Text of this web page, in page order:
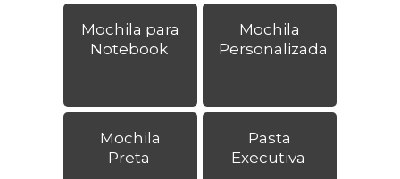
Mochila para
Notebook
Mochila
Personalizada
Mochila
Preta
Pasta
Executiva